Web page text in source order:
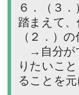
６．（３
踏まえて
（２．）
→自分が
りたいこ
ることを元